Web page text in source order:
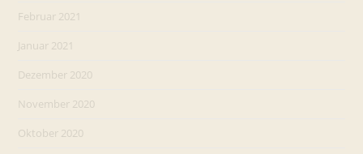
Februar 2021
Januar 2021
Dezember 2020
November 2020
Oktober 2020